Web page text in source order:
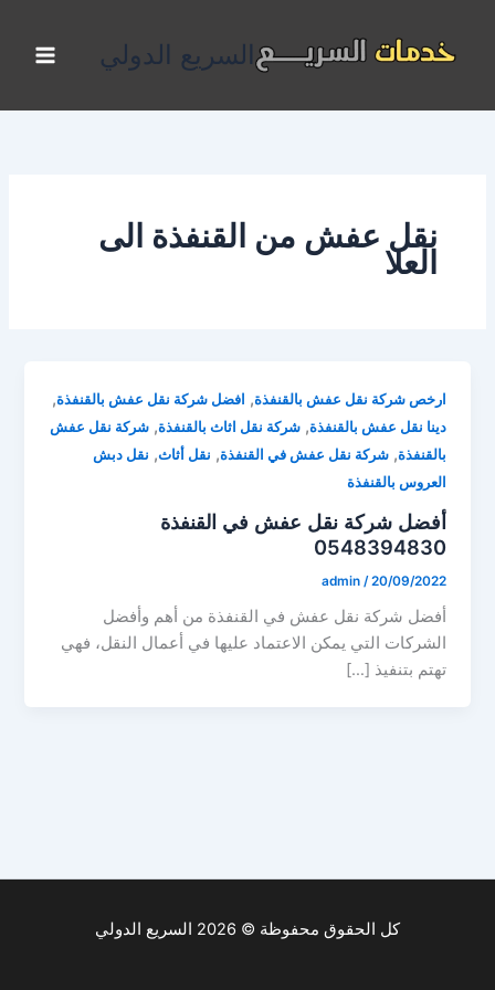
المحتوى
السريع الدولي
نقل عفش من القنفذة الى
العلا
ارخص شركة نقل عفش بالقنفذة, افضل شركة نقل عفش بالقنفذة,
دينا نقل عفش بالقنفذة,شركة نقل اثاث بالقنفذة,شركة نقل عفش
بالقنفذة,شركة نقل عفش في القنفذة, نقل أثاث, نقل دبش
العروس بالقنفذة
أفضل شركة نقل عفش في القنفذة
0548394830
admin /20/09/2022
أفضل شركة نقل عفش في القنفذة من أهم وأفضل
الشركات التي يمكن الاعتماد عليها في أعمال النقل، فهي
تهتم بتنفيذ […]
كل الحقوق محفوظة © 2026 السريع الدولي